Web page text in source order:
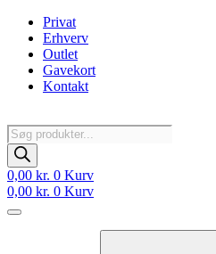
Videre
indhold
Privat
Erhverv
Outlet
Gavekort
Kontakt
Products
search
0,00 kr. 0 Kurv
0,00 kr. 0 Kurv